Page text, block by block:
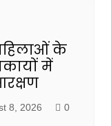
के
में
8, 2026 0